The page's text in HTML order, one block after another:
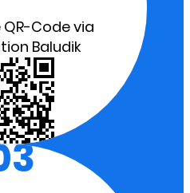
QR-Code via
Baludik